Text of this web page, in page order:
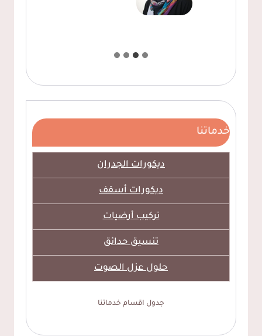
خدماتنا
ديكورات الجدران
ديكورات أسقف
تركيب أرضيات
تنسيق حدائق
حلول عزل الصوت
جدول اقسام خدماتنا